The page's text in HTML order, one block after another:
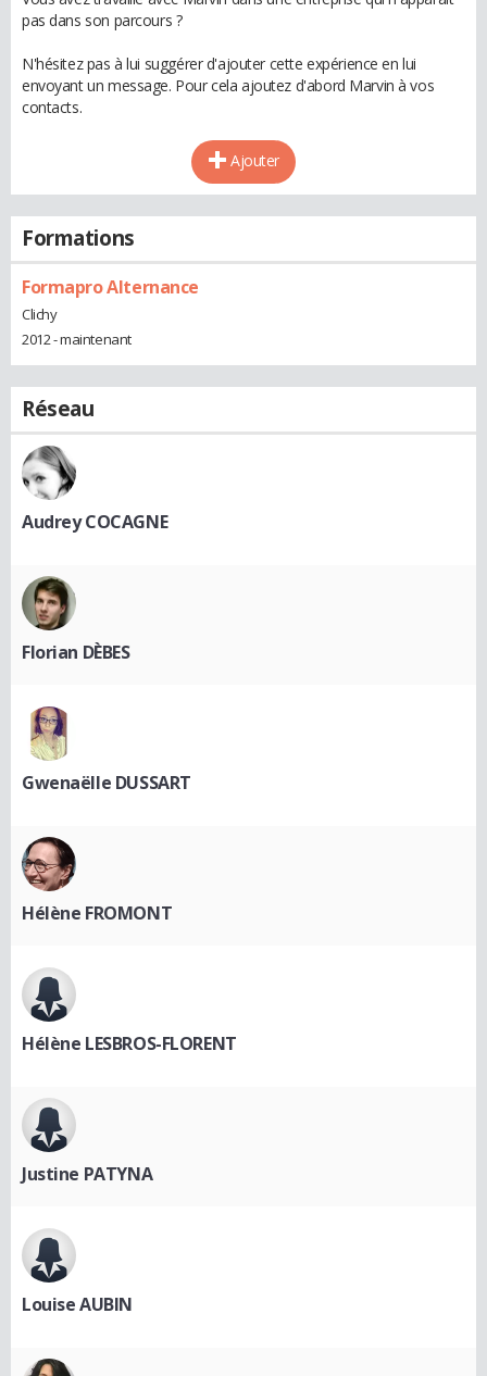
pas dans son parcours ?
N'hésitez pas à lui suggérer d'ajouter cette expérience en lui
envoyant un message. Pour cela ajoutez d'abord Marvin à vos
contacts.
Ajouter
Formations
Formapro Alternance
Clichy
2012 - maintenant
Réseau
Audrey COCAGNE
Florian DÈBES
Gwenaëlle DUSSART
Hélène FROMONT
Hélène LESBROS-FLORENT
Justine PATYNA
Louise AUBIN